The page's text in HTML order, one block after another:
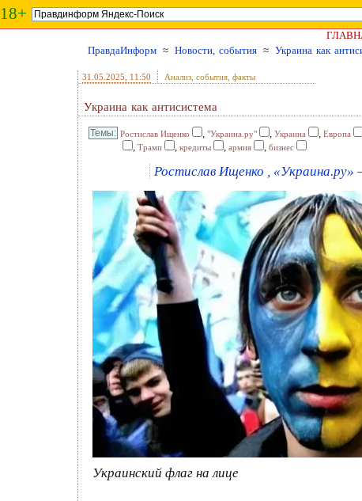
18+
ПравдаИнформ ≈ Новости, события ≈ Украина как
31.05.2025 , 11:50 Анализ, события, факты
Украина как антисистема
Ростислав Ищенко , "Украина.ру" , Украина , Европа
, Трамп , кредиты , армия , бизнес
Ростислав Ищенко , «Украина.ру»
Украинский флаг на лице